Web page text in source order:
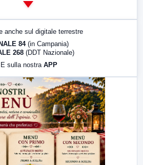
LabNews (replica)
anche sul digitale terrestre
84 (in Campania)
268 (DDT Nazionale)
E sulla nostra APP